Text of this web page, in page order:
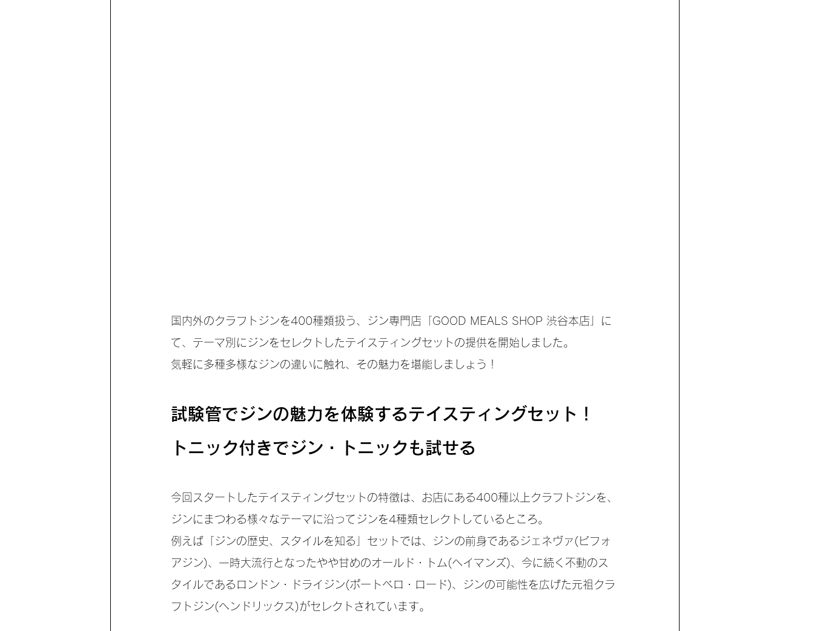
国内外のクラフトジンを400種類扱う、ジン専門店「GOOD MEALS SHOP 渋谷本店」に
て、テーマ別にジンをセレクトしたテイスティングセットの提供を開始しました。
気軽に多種多様なジンの違いに触れ、その魅力を堪能しましょう！
試験管でジンの魅力を体験するテイスティングセット！
トニック付きでジン・トニックも試せる
今回スタートしたテイスティングセットの特徴は、お店にある400種以上クラフトジンを、
ジンにまつわる様々なテーマに沿ってジンを4種類セレクトしているところ。
例えば「ジンの歴史、スタイルを知る」セットでは、ジンの前身であるジェネヴァ(ビフォ
アジン)、一時大流行となったやや甘めのオールド・トム(ヘイマンズ)、今に続く不動のス
タイルであるロンドン・ドライジン(ポートベロ・ロード)、ジンの可能性を広げた元祖クラ
フトジン(ヘンドリックス)がセレクトされています。